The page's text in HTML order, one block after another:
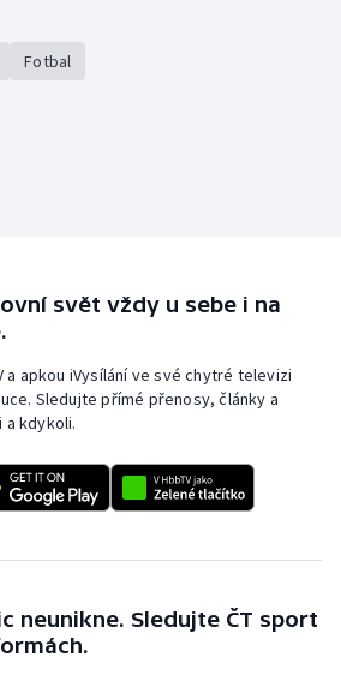
Fotbal
svět vždy u sebe i na
a apkou iVysílání ve své chytré televizi
Sledujte přímé přenosy, články a
a kdykoli.
neunikne. Sledujte ČT sport